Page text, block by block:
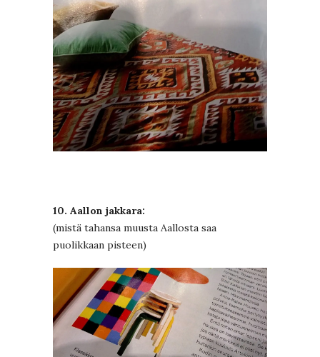
10. Aallon jakkara:
(mistä tahansa muusta Aallosta saa
puolikkaan pisteen)